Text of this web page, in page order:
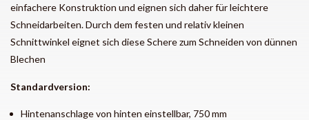
einfachere Konstruktion und eignen sich daher für leichtere
Schneidarbeiten. Durch dem festen und relativ kleinen
Schnittwinkel eignet sich diese Schere zum Schneiden von dünnen
Blechen
Standardversion:
Hintenanschlage von hinten einstellbar, 750 mm